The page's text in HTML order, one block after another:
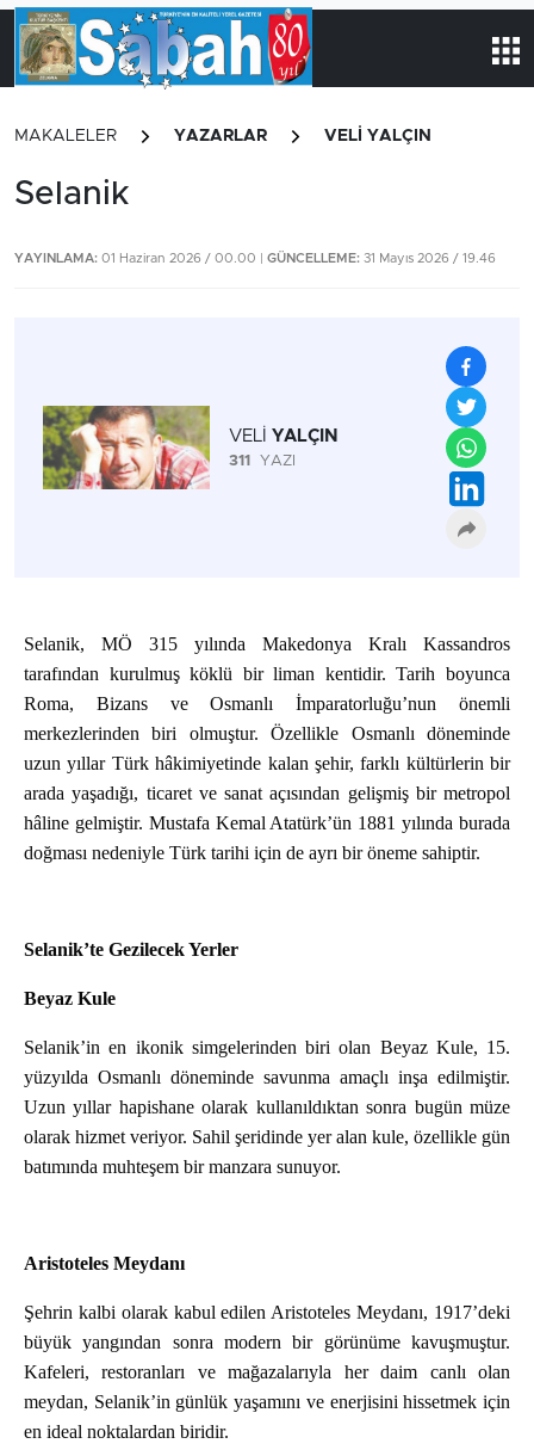
MAKALELER YAZARLAR VELİ YALÇIN
Selanik
YAYINLAMA: 01 Haziran 2026 / 00.00 | GÜNCELLEME: 31 Mayıs 2026 / 19.46
VELİ YALÇIN
311 YAZI
Selanik, MÖ 315 yılında Makedonya Kralı Kassandros
tarafından kurulmuş köklü bir liman kentidir. Tarih boyunca
Roma, Bizans ve Osmanlı İmparatorluğu’nun önemli
merkezlerinden biri olmuştur. Özellikle Osmanlı döneminde
uzun yıllar Türk hâkimiyetinde kalan şehir, farklı kültürlerin bir
arada yaşadığı, ticaret ve sanat açısından gelişmiş bir metropol
hâline gelmiştir. Mustafa Kemal Atatürk’ün 1881 yılında burada
doğması nedeniyle Türk tarihi için de ayrı bir öneme sahiptir.
Selanik’te Gezilecek Yerler
Beyaz Kule
Selanik’in en ikonik simgelerinden biri olan Beyaz Kule, 15.
yüzyılda Osmanlı döneminde savunma amaçlı inşa edilmiştir.
Uzun yıllar hapishane olarak kullanıldıktan sonra bugün müze
olarak hizmet veriyor. Sahil şeridinde yer alan kule, özellikle gün
batımında muhteşem bir manzara sunuyor.
Aristoteles Meydanı
Şehrin kalbi olarak kabul edilen Aristoteles Meydanı, 1917’deki
büyük yangından sonra modern bir görünüme kavuşmuştur.
Kafeleri, restoranları ve mağazalarıyla her daim canlı olan
meydan, Selanik’in günlük yaşamını ve enerjisini hissetmek için
en ideal noktalardan biridir.